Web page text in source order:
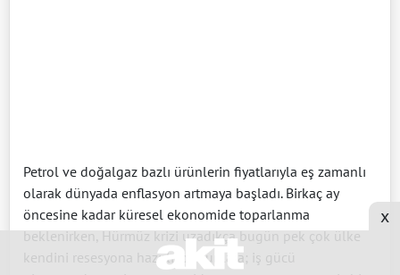
Petrol ve doğalgaz bazlı ürünlerin fiyatlarıyla eş zamanlı
olarak dünyada enflasyon artmaya başladı. Birkaç ay
öncesine kadar küresel ekonomide toparlanma
beklenirken, Hürmüz krizi uzadıkça bugün pek çok ülke
kendini resesyona hazırlıyor. Bunlara; iş gücü
x